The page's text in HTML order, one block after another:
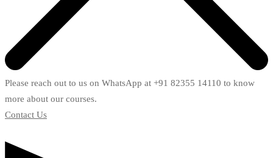
Please reach out to us on WhatsApp at +91 82355 14110 to know
more about our courses.
Contact Us